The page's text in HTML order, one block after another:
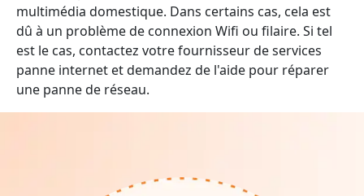
multimédia domestique. Dans certains cas, cela est
dû à un problème de connexion Wifi ou filaire. Si tel
est le cas, contactez votre fournisseur de services
panne internet et demandez de l'aide pour réparer
une panne de réseau.